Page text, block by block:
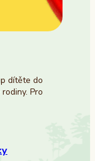
dítěte do
Pro